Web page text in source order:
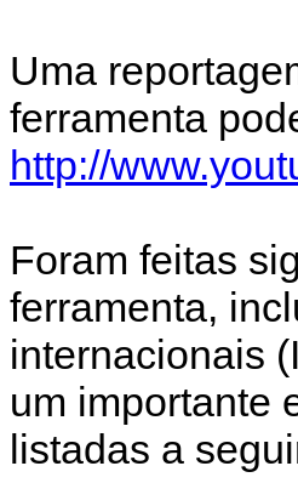
Uma
ferramenta
http://
Foram feitas
ferramenta,
internacionais
um importante
listadas a